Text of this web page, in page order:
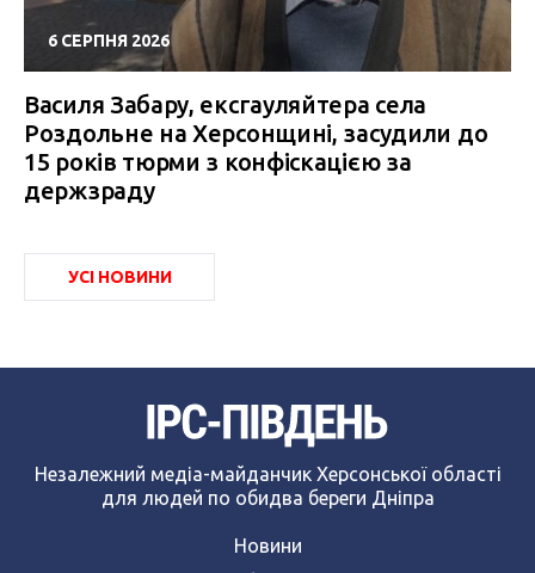
6 СЕРПНЯ 2026
Василя Забару, ексгауляйтера села
Роздольне на Херсонщині, засудили до
15 років тюрми з конфіскацією за
держзраду
УСІ НОВИНИ
Незалежний медіа-майданчик Херсонської області
для людей по обидва береги Дніпра
Новини